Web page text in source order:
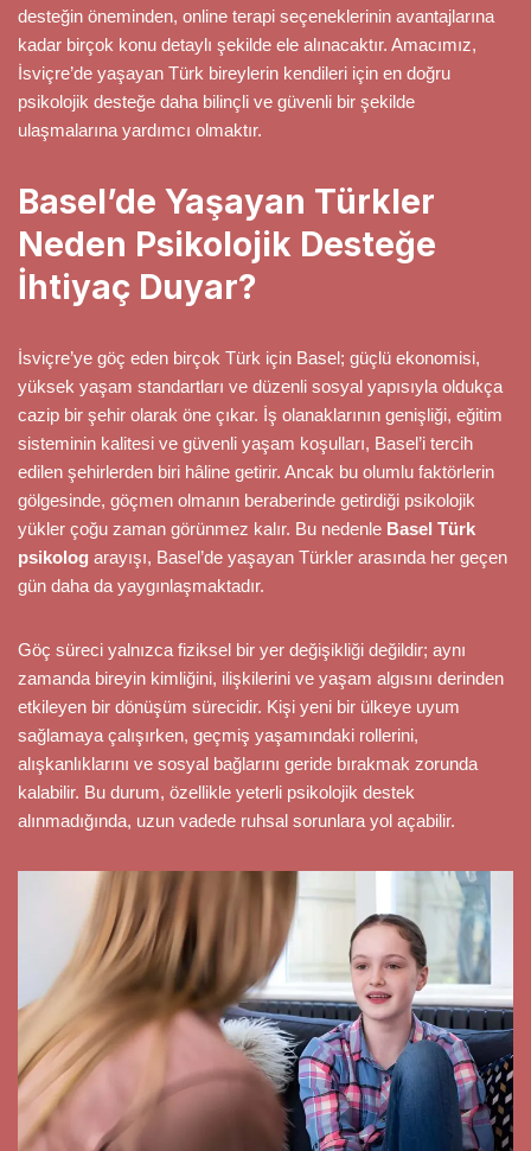
desteğin öneminden, online terapi seçeneklerinin avantajlarına
kadar birçok konu detaylı şekilde ele alınacaktır. Amacımız,
İsviçre’de yaşayan Türk bireylerin kendileri için en doğru
psikolojik desteğe daha bilinçli ve güvenli bir şekilde
ulaşmalarına yardımcı olmaktır.
Basel’de Yaşayan Türkler
Neden Psikolojik Desteğe
İhtiyaç Duyar?
İsviçre’ye göç eden birçok Türk için Basel; güçlü ekonomisi,
yüksek yaşam standartları ve düzenli sosyal yapısıyla oldukça
cazip bir şehir olarak öne çıkar. İş olanaklarının genişliği, eğitim
sisteminin kalitesi ve güvenli yaşam koşulları, Basel’i tercih
edilen şehirlerden biri hâline getirir. Ancak bu olumlu faktörlerin
gölgesinde, göçmen olmanın beraberinde getirdiği psikolojik
yükler çoğu zaman görünmez kalır. Bu nedenle Basel Türk
psikolog arayışı, Basel’de yaşayan Türkler arasında her geçen
gün daha da yaygınlaşmaktadır.
Göç süreci yalnızca fiziksel bir yer değişikliği değildir; aynı
zamanda bireyin kimliğini, ilişkilerini ve yaşam algısını derinden
etkileyen bir dönüşüm sürecidir. Kişi yeni bir ülkeye uyum
sağlamaya çalışırken, geçmiş yaşamındaki rollerini,
alışkanlıklarını ve sosyal bağlarını geride bırakmak zorunda
kalabilir. Bu durum, özellikle yeterli psikolojik destek
alınmadığında, uzun vadede ruhsal sorunlara yol açabilir.